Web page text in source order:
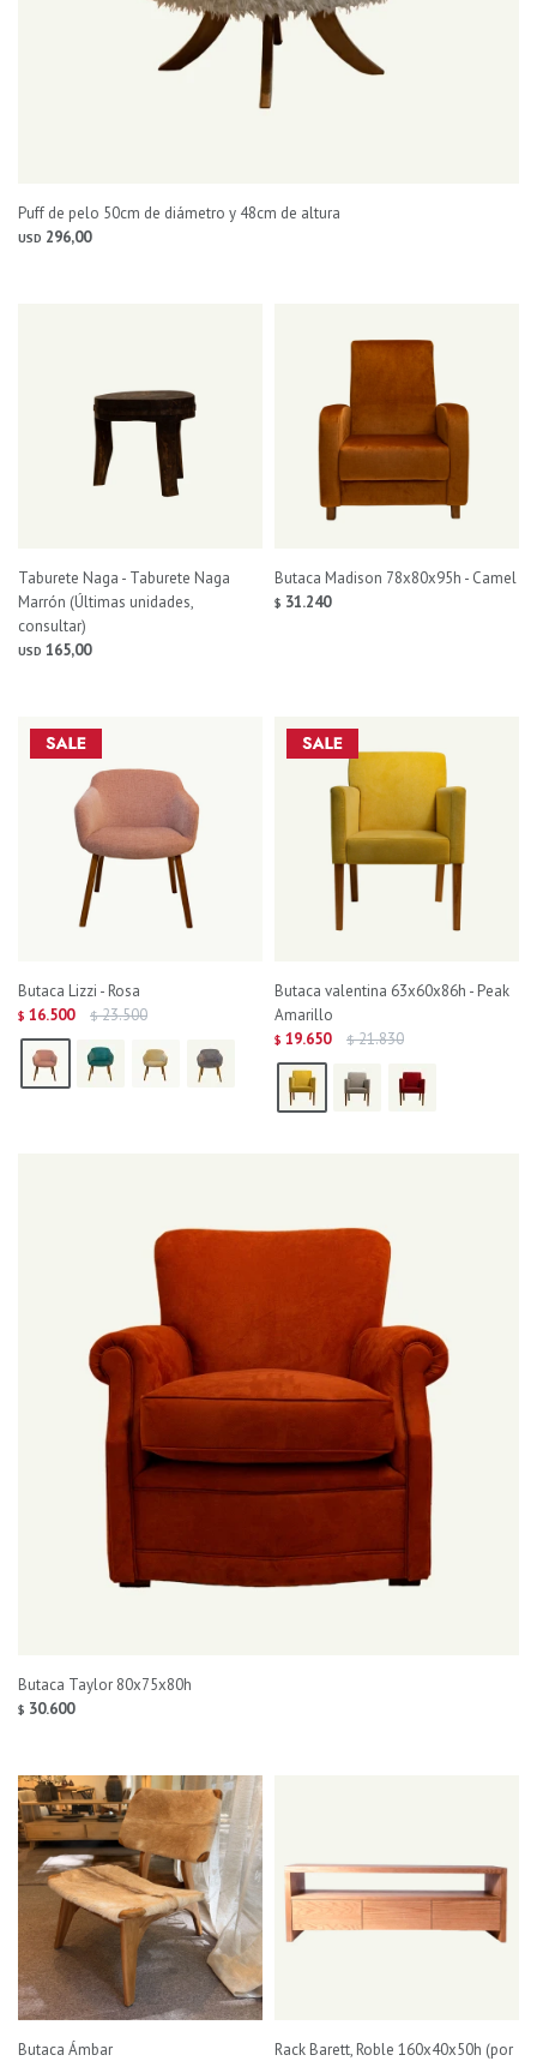
Puff de pelo 50cm de diámetro y 48cm de altura
USD 296,00
Taburete Naga - Taburete Naga
Marrón (Últimas unidades,
consultar)
USD 165,00
Butaca Madison 78x80x95h - Camel
$ 31.240
Butaca Lizzi - Rosa
$ 16.500 $ 23.500
Butaca valentina 63x60x86h - Peak
Amarillo
$ 19.650 $ 21.830
Butaca Taylor 80x75x80h
$ 30.600
Butaca Ámbar
Rack Barett, Roble 160x40x50h (por